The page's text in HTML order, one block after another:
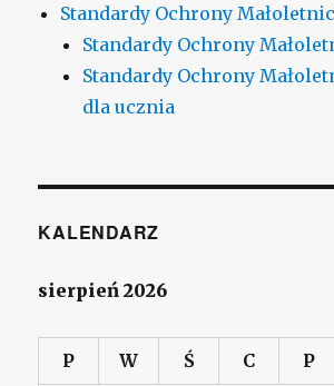
Standardy Ochrony
Standardy Ochrony
Standardy Ochrony
dla ucznia
KALENDARZ
sierpień 2026
P W Ś C P